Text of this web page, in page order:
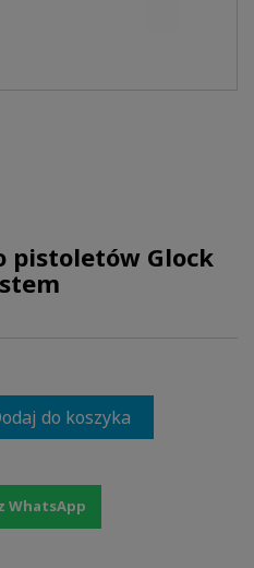
pistoletów Glock
do koszyka
WhatsApp